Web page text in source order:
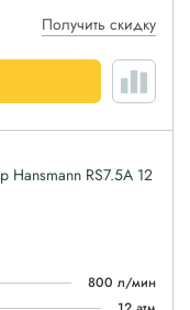
Получить скидку
Hansmann RS7.5А 12
800 л/мин